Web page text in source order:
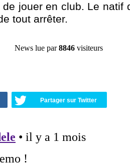
jouer en club. Le natif
tout arrêter.
News lue par8846 visiteurs
Partager sur Twitter